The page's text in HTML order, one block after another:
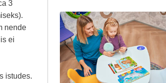
3
nende
ei
istudes.